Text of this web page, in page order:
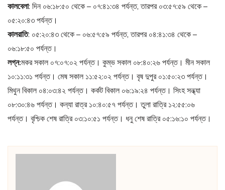
কালবেলা: দিন ০৬:১৮:৫০ থেকে – ০৭:৪১:৩৪ পর্যন্ত, তারপর ০৩:৫৭:৫৯ থেকে –
০৫:২০:৪৩ পর্যন্ত।
কালরাতি: ০৫:২০:৪৩ থেকে – ০৬:৫৭:৫৯ পর্যন্ত, তারপর ০৪:৪১:৩৪ থেকে –
০৬:১৮:৫০ পর্যন্ত।
লগ্ন:মকর সকাল ০৭:০৭:০২ পর্যন্ত। কুম্ভ সকাল ০৮:৪০:২৬ পর্যন্ত। মীন সকাল
১০:১১:৩১ পর্যন্ত। মেষ সকাল ১১:৫২:০২ পর্যন্ত। বৃষ দুপুর ০১:৫০:২৩ পর্যন্ত।
মিথুন বিকাল ০৪:০৩:৪২ পর্যন্ত। কর্কট বিকাল ০৬:১৯:২৪ পর্যন্ত। সিংহ সন্ধ্যা
০৮:৩০:৪৬ পর্যন্ত। কন্যা রাত্র ১০:৪০:৫৭ পর্যন্ত। তুলা রাত্রি ১২:৫৫:০৬
পর্যন্ত। বৃশ্চিক শেষ রাত্রি ০৩:১০:৫১ পর্যন্ত। ধনু শেষ রাত্রি ০৫:১৬:১০ পর্যন্ত।